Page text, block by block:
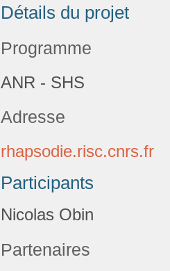
Détails du projet
Programme
ANR - SHS
Adresse
rhapsodie.risc.cnrs.fr
Participants
Nicolas Obin
Partenaires